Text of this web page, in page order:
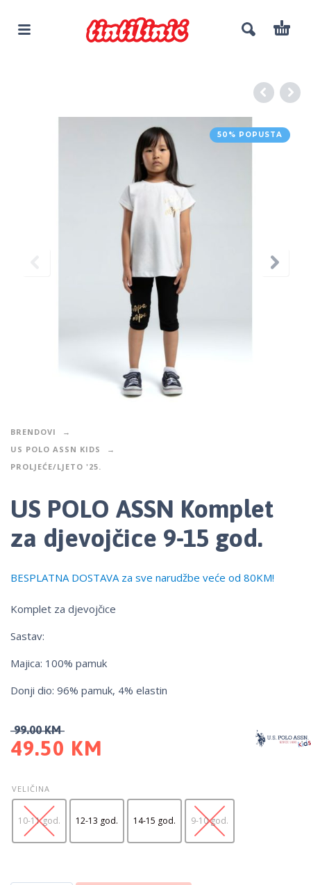
50% POPUSTA
BRENDOVI
US POLO ASSN KIDS
PROLJEĆE/LJETO '25.
US POLO ASSN Komplet
za djevojčice 9-15 god.
BESPLATNA DOSTAVA za sve narudžbe veće od 80KM!
Komplet za djevojčice
Sastav:
Majica: 100% pamuk
Donji dio: 96% pamuk, 4% elastin
99.00KM
49.50 KM
VELIČINA
10-11 god. 12-13 god. 14-15 god. 9-10 god.